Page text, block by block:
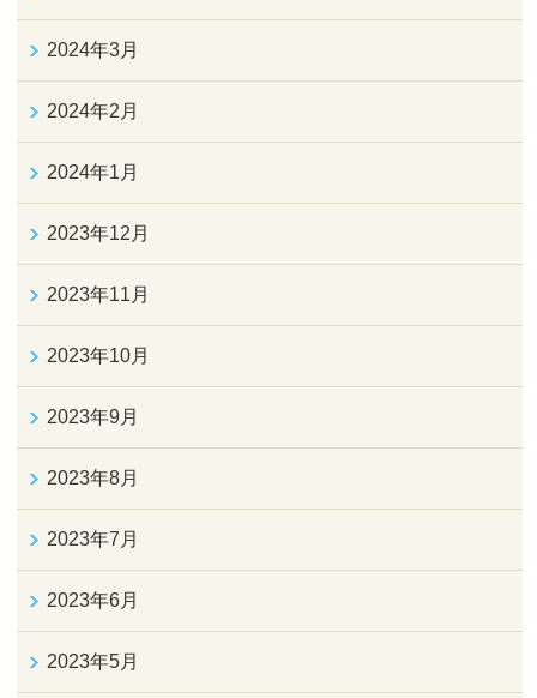
2024年3月
2024年2月
2024年1月
2023年12月
2023年11月
2023年10月
2023年9月
2023年8月
2023年7月
2023年6月
2023年5月